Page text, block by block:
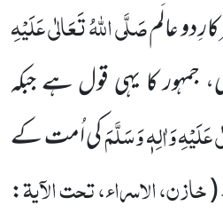
دو عالَمصَلَّی اللّٰہُ تَعَالٰی عَلَیْہِ
جمہور کا یہی قول ہے جبکہ
عَلَیْہِ وَاٰلِہٖ وَسَلَّمَکی اُمت کے
(خازن، الاسراء، تحت الآیۃ: